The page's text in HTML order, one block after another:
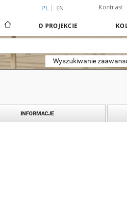
PL EN Kontrast
O PROJEKCIE
Wyszukiwanie
INFORMACJE